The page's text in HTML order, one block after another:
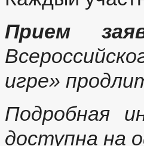
Прием
игре»
Подробная
доступна на